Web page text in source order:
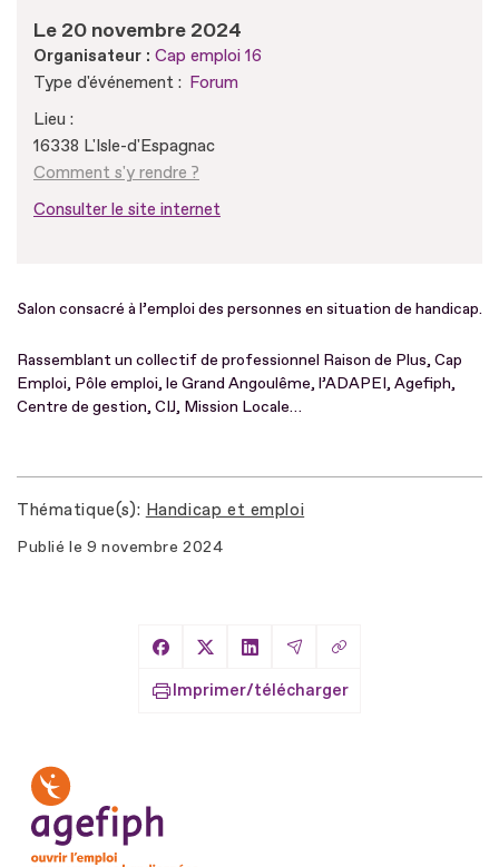
Le 20 novembre 2024
Organisateur : Cap emploi 16
Type d'événement : Forum
Lieu :
16338 L'Isle-d'Espagnac
Comment s'y rendre ?
Consulter le site internet
Salon consacré à l’emploi des personnes en situation de handicap.
Rassemblant un collectif de professionnel Raison de Plus, Cap
Emploi, Pôle emploi, le Grand Angoulême, l’ADAPEI, Agefiph,
Centre de gestion, CIJ, Mission Locale…
Thématique(s) Handicap et emploi
Publié le 9 novembre 2024
Partager sur Facebook
Partager sur X
Partager sur LinkedIn
Partager par Email
Copier le lien
Imprimer/télécharger